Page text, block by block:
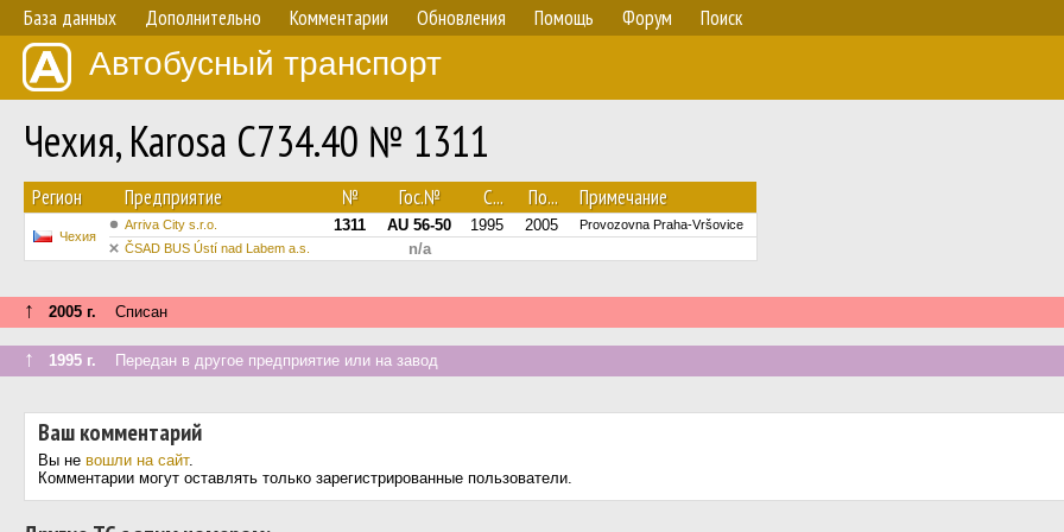
База данных Дополнительно Комментарии Обновления Помощь Форум Поиск
Автобусный транспорт
Чехия, Karosa C734.40 № 1311
Регион Предприятие № Гос.№ С... По... Примечание
Чехия
Arriva City s.r.o. 1311 AU 56-50 1995 2005
Provozovna Praha-Vršovice
ČSAD BUS Ústí nad Labem a.s.
n/a
↑ 2005 г. Списан
↑ 1995 г. Передан в другое предприятие или на завод
Ваш комментарий
Вы не вошли на сайт.
Комментарии могут оставлять только зарегистрированные пользователи.